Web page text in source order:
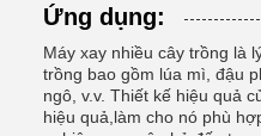
Ứng dụng:
Máy xay nhiều cây trồng là
trồng bao gồm lúa mì, đậu
ngô, v.v. Thiết kế hiệu quả
hiệu quả,làm cho nó phù